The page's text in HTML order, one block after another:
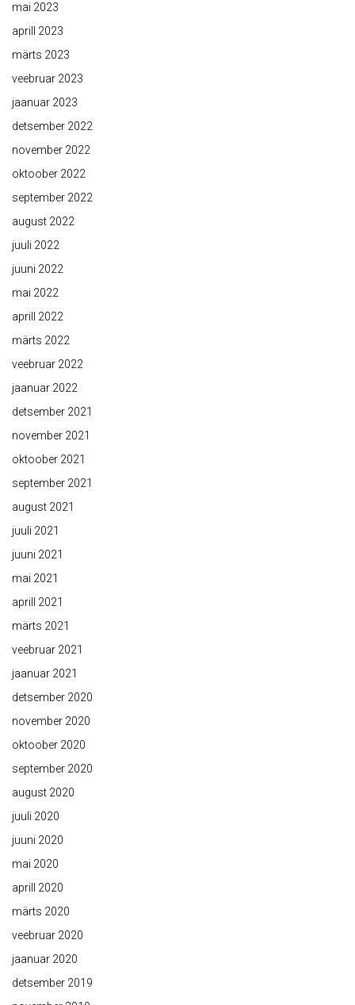
mai 2023
aprill 2023
märts 2023
veebruar 2023
jaanuar 2023
detsember 2022
november 2022
oktoober 2022
september 2022
august 2022
juuli 2022
juuni 2022
mai 2022
aprill 2022
märts 2022
veebruar 2022
jaanuar 2022
detsember 2021
november 2021
oktoober 2021
september 2021
august 2021
juuli 2021
juuni 2021
mai 2021
aprill 2021
märts 2021
veebruar 2021
jaanuar 2021
detsember 2020
november 2020
oktoober 2020
september 2020
august 2020
juuli 2020
juuni 2020
mai 2020
aprill 2020
märts 2020
veebruar 2020
jaanuar 2020
detsember 2019